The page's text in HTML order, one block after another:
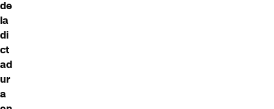
de
la
di
ct
ad
ur
a